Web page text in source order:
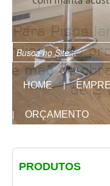
HOME |
ORÇAMENTO
PRODUTOS